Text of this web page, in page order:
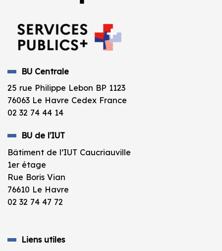
BU Centrale
25 rue Philippe Lebon BP 1123
76063 Le Havre Cedex France
02 32 74 44 14
BU de l'IUT
Bâtiment de l’IUT Caucriauville
1er étage
Rue Boris Vian
76610 Le Havre
02 32 74 47 72
Liens utiles